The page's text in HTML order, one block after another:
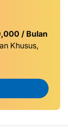
/ Bulan
Khusus,